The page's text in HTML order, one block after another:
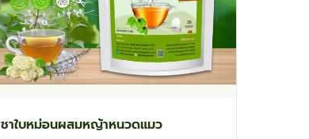
ชาใบหม่อนผสมหญ้าหนวดแมว